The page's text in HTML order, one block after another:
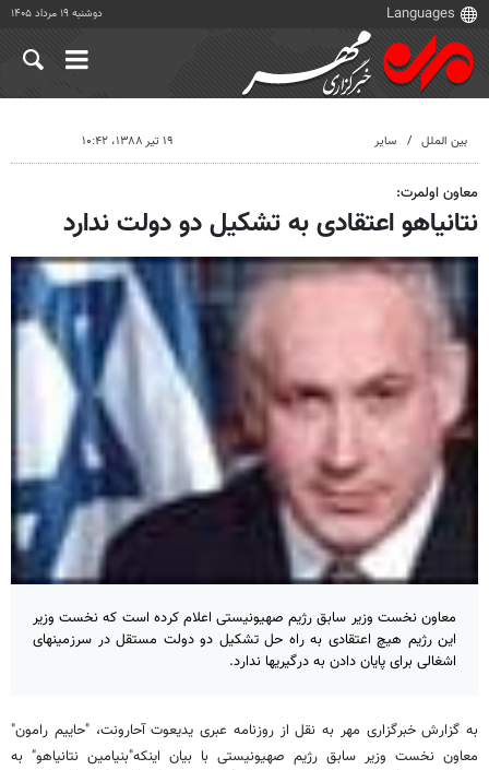
دوشنبه ۱۹ مرداد ۱۴۰۵
بین الملل سایر ۱۹ تیر ۱۳۸۸، ۱۰:۴۲
معاون اولمرت:
نتانیاهو اعتقادی به تشکیل دو دولت ندارد
معاون نخست وزیر سابق رژیم صهیونیستی اعلام کرده است که نخست وزیر
این رژیم هیچ اعتقادی به راه حل تشکیل دو دولت مستقل در سرزمینهای
اشغالی برای پایان دادن به درگیریها ندارد.
به گزارش خبرگزاری مهر به نقل از روزنامه عبری یدیعوت آحارونت، "حاییم رامون"
معاون نخست وزیر سابق رژیم صهیونیستی با بیان اینکه"بنیامین نتانیاهو" به